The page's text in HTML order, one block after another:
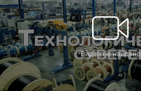
Видео не найдено